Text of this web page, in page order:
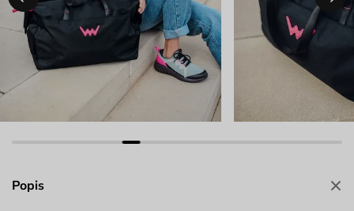
Popis